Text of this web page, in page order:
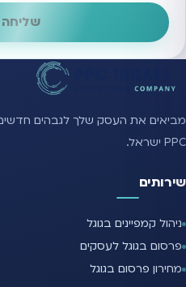
שליחה
מביאים את העסק שלך לגבהים
PPC ישראל.
שירותים
ניהול קמפיינים בגוגל
פרסום בגוגל לעסקים
מחירון פרסום בגוגל